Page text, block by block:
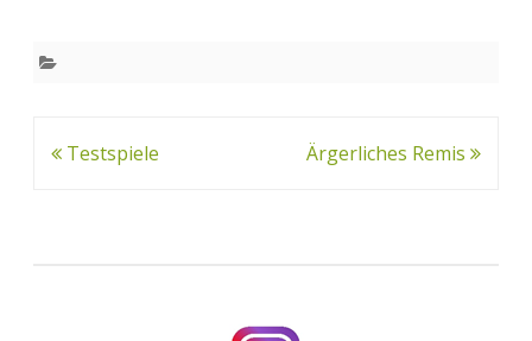
Beitrags-
Testspiele Ärgerliches Remis